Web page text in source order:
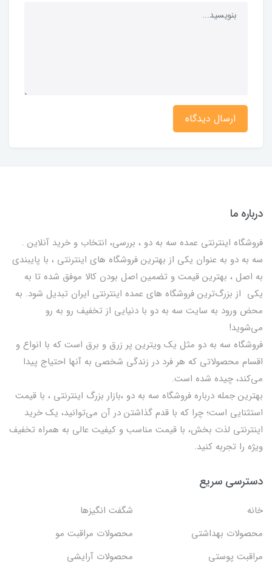
ارسال دیدگاه
درباره ما
فروشگاه اینترنتی عمده سه به دو ، بررسی، انتخاب و خرید آنلاین .
سه به دو به عنوان یکی از بهترين فروشگاه های اینترنتی ، با پایبندی
به اصل ، بهترين قيمت و تضمین اصل‌ بودن کالا موفق شده تا به
يكي از بزرگ‌ترين فروشگاه هاي عمده اینترنتی ایران تبدیل شود. به
محض ورود به سایت سه به دو با دنیایی از تخفيف رو به رو
می‌شوید!
فروشگاه سه به دو مثل یک ویترین پر زرق و برق است که با انواع و
اقسام محصولاتی که هر فرد در زندگی شخصی به آنها احتیاج پیدا
می‌کند، چیده شده است.
بهترين جمله درباره فروشگاه سه به دو ،بازار بزرگ اینترنتی ، با قيمت
استثنايي است؛ چرا که با قدم گذاشتن در آن می‌توانید، یک خرید
اینترنتی لذت بخش، با قیمت مناسب و کیفیت عالی به همراه تخفیف
ویژه را تجربه کنید.
دسترسی سریع
خانه
شگفت انگيزها
محصولات بهداشتي
محصولات مراقبت مو
مراقبت پوستی
محصولات آرایشی